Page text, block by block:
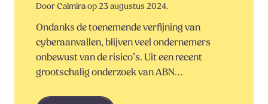
Door Calmira op 23 augustus 2024.
Ondanks de toenemende verfijning van
cyberaanvallen, blijven veel ondernemers
onbewust van de risico’s. Uit een recent
grootschalig onderzoek van ABN…